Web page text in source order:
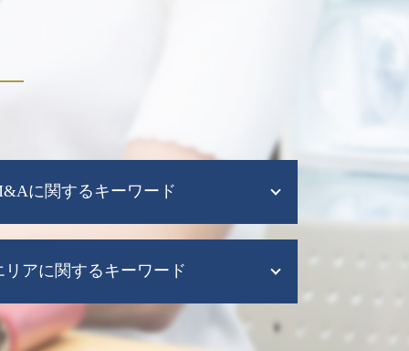
に関するキーワード
m&a メリット デメリット
経営資源集約化税制
株式 会社 m&a
リアに関するキーワード
組織再編 大阪市 税理士